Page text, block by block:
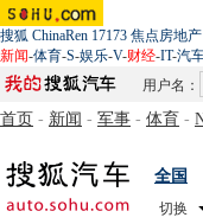
搜狐 ChinaRen 17173 焦点房地产
新闻-体育-S-娱乐-V-财经-IT-汽
用户名：
首页 - 新闻 - 军事 - 体育 -
全国
切换